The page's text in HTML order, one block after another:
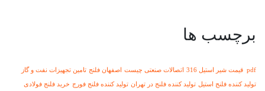
برچسب ها
pdf قیمت شیر استیل 316 اتصالات صنعتی چیست اصفهان فلنج تامین تجهیزات نفت و گاز
تولید کننده فلنج استیل تولید کننده فلنج در تهران تولید کننده فلنج فورج خرید فلنج فولادی